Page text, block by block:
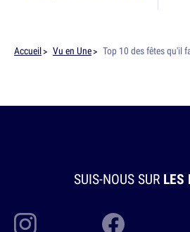
Accueil Vu en Une Top 10 des fêtes qu'il
SUIS-NOUS SUR LES